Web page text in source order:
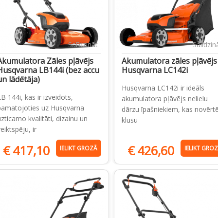
Salīdzināt
Zāles pļāvējs
LB144i (bez accu
lādētāja)
144i, kas ir izveidots,
uz Husqvarna
kvalitāti, dizainu un
ir
€417,10 IELIKT GROZĀ
Akumulatora zāles pļāvējs
Husqvarna LC142i
Husqvarna LC142i ir ideāls
akumulatora pļāvējs nelielu
dārzu īpašniekiem, kas
klusu
€426,60 IELIKT